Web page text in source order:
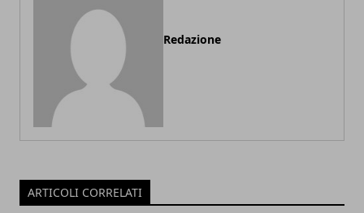
Redazione
ARTICOLI CORRELATI